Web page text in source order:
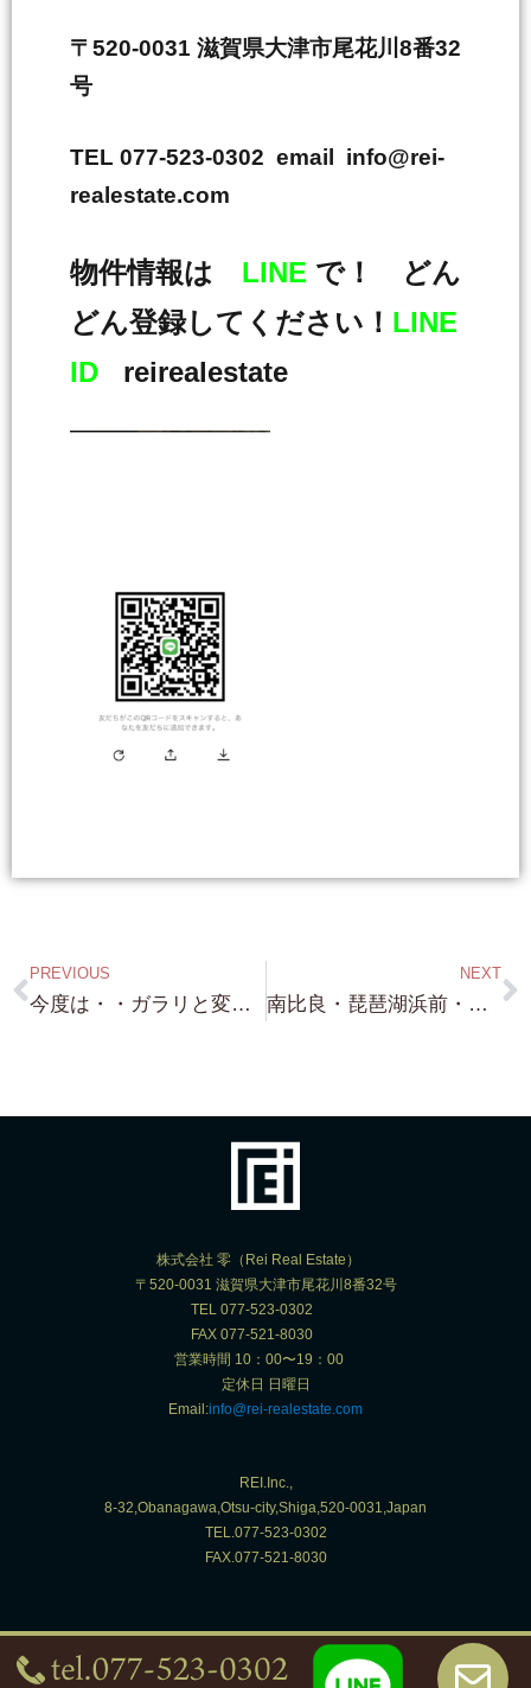
〒520-0031 滋賀県大津市尾花川8番32
号
TEL 077-523-0302 email info@rei-
realestate.com
物件情報は LINE で！ どん
どん登録してください！ LINE
ID reirealestate
PREVIOUS
今度は・・ガラリと変わって・世界遺産・下鴨神社側邸宅・人気の出町柳駅・下鴨宮川町・32,500万円 ここも中々売り物が出ないエリアです！
NEXT
南比良・琵琶湖浜前・約150坪・言わずと知れた ”絶景スポット” 別荘には最適な 土地です！
株式会社 零（Rei Real Estate）
〒520-0031 滋賀県大津市尾花川8番32号
TEL 077-523-0302
FAX 077-521-8030
営業時間 10：00〜19：00
定休日 日曜日
Email:info@rei-realestate.com
REI.Inc.,
8-32,Obanagawa,Otsu-city,Shiga,520-0031,Japan
TEL.077-523-0302
FAX.077-521-8030